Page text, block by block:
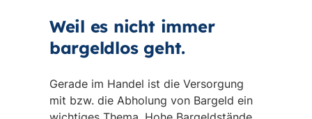
Weil es nicht immer
bargeldlos geht.
Gerade im Handel ist die Versorgung
mit bzw. die Abholung von Bargeld ein